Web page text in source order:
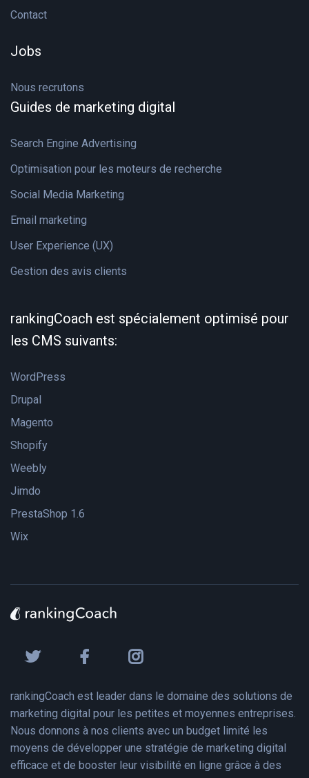
Contact
Jobs
Nous recrutons
Guides de marketing digital
Search Engine Advertising
Optimisation pour les moteurs de recherche
Social Media Marketing
Email marketing
User Experience (UX)
Gestion des avis clients
rankingCoach est spécialement optimisé pour
les CMS suivants:
WordPress
Drupal
Magento
Shopify
Weebly
Jimdo
PrestaShop 1.6
Wix
rankingCoach est leader dans le domaine des solutions de
marketing digital pour les petites et moyennes entreprises.
Nous donnons à nos clients avec un budget limité les
moyens de développer une stratégie de marketing digital
efficace et de booster leur visibilité en ligne grâce à des